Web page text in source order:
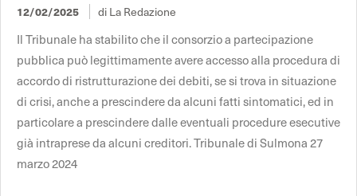
12/02/2025 di La Redazione
Il Tribunale ha stabilito che il consorzio a partecipazione
pubblica può legittimamente avere accesso alla procedura di
accordo di ristrutturazione dei debiti, se si trova in situazione
di crisi, anche a prescindere da alcuni fatti sintomatici, ed in
particolare a prescindere dalle eventuali procedure esecutive
già intraprese da alcuni creditori. Tribunale di Sulmona 27
marzo 2024